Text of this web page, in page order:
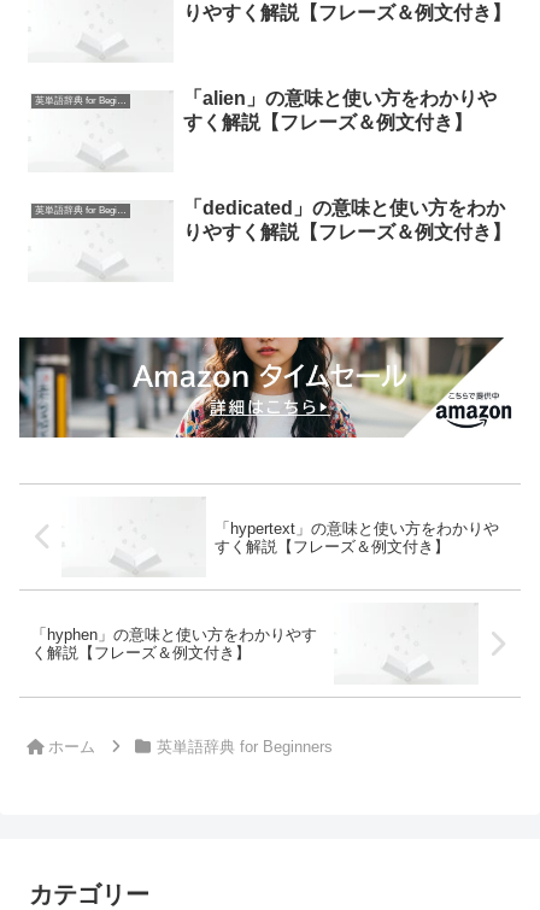
りやすく解説【フレーズ＆例文付き】
英単語辞典 for Beginners
「alien」の意味と使い方をわかりや
すく解説【フレーズ＆例文付き】
英単語辞典 for Beginners
「dedicated」の意味と使い方をわか
りやすく解説【フレーズ＆例文付き】
「hypertext」の意味と使い方をわかりや
すく解説【フレーズ＆例文付き】
「hyphen」の意味と使い方をわかりやす
く解説【フレーズ＆例文付き】
ホーム 英単語辞典 for Beginners
カテゴリー